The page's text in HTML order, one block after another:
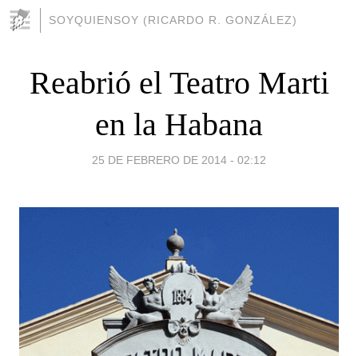
SOYQUIENSOY (RICARDO R. GONZÁLEZ)
Reabrió el Teatro Marti
en la Habana
25 DE FEBRERO DE 2014 - 02:12